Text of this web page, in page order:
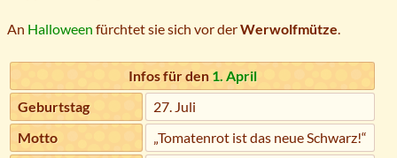
An Halloween fürchtet sie sich vor derWerwolfmütze.
Infos für den 1. April
Geburtstag
27. Juli
Motto
„Tomatenrot ist das neue Schwarz!“